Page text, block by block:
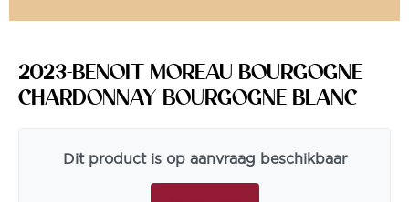
2023-BENOIT MOREAU BOURGOGNE
CHARDONNAY BOURGOGNE BLANC
Dit product is op aanvraag beschikbaar